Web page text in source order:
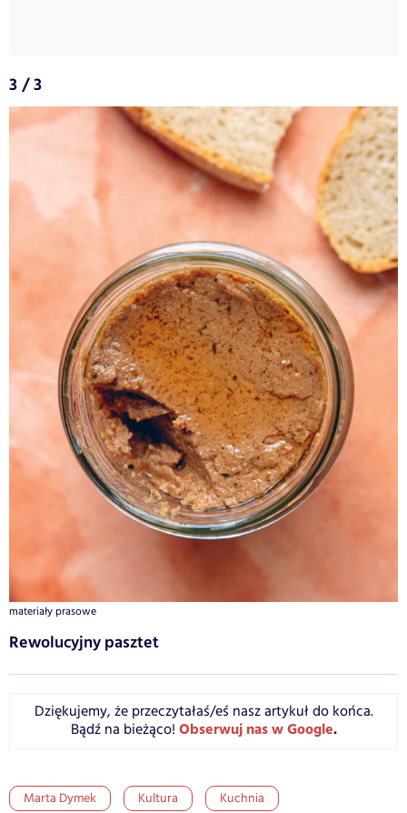
3 / 3
materiały prasowe
Rewolucyjny pasztet
Dziękujemy, że przeczytałaś/eś nasz artykuł do końca.
Bądź na bieżąco! Obserwuj nas w Google.
Marta Dymek Kultura Kuchnia